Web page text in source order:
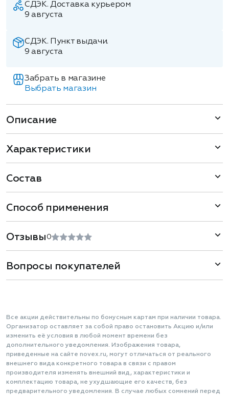
СДЭК. Доставка курьером
9 августа
СДЭК. Пункт выдачи.
9 августа
Забрать в магазине
Выбрать магазин
Описание
Характеристики
Состав
Способ применения
Отзывы 0
Вопросы покупателей
Все акции действительны по бонусным картам при наличии товара.
Организатор оставляет за собой право остановить Акцию и/или
изменить её условия в любой момент времени без
дополнительного уведомления. Изображения товара,
приведенные на сайте novex.ru, могут отличаться от реального
внешнего вида конкретного товара в связи с правом
производителя изменять внешний вид, характеристики и
комплектацию товара, не ухудшающие его качеств, без
предварительного уведомления. В случае любых сомнений перед